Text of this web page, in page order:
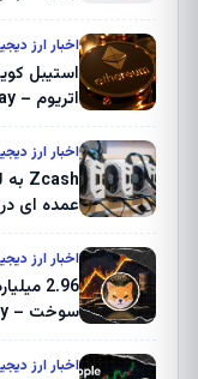
اخبار ارز
استیبل
اتریوم – U.Today راه اندازی می شود
اخبار ارز
عمده ای
اخبار ارز
سوخت – U.Today
اخبار ارز